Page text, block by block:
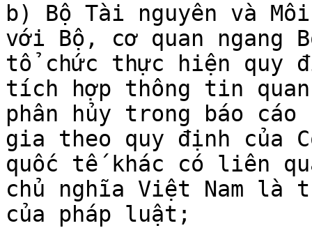
b) Bộ Tài nguyên và
với Bộ, cơ quan ngang
tổ chức thực hiện quy
tích hợp thông tin
phân hủy trong báo
gia theo quy định của
quốc tế khác có liên
chủ nghĩa Việt Nam là
của pháp luật;